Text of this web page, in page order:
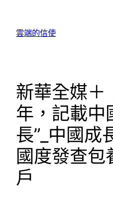
雲端的信使
新華全媒＋
年，記載中
長”_中國成
國度發查包
戶